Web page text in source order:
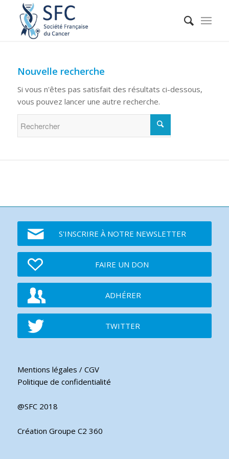
Nouvelle recherche
Si vous n'êtes pas satisfait des résultats ci-dessous,
vous pouvez lancer une autre recherche.
S'INSCRIRE À NOTRE NEWSLETTER
FAIRE UN DON
ADHÉRER
TWITTER
Mentions légales / CGV
Politique de confidentialité
@SFC 2018
Création Groupe C2 360